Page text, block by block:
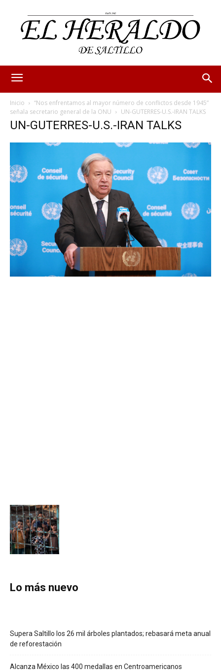
Inicio
“Nos enfrentamos al mayor número de conflictos desde 1945”
señala secretario general de la ONU
UN-GUTERRES-U.S.-IRAN TALKS
UN-GUTERRES-U.S.-IRAN TALKS
Lo más nuevo
Supera Saltillo los 26 mil árboles plantados; rebasará meta anual
de reforestación
Alcanza México las 400 medallas en Centroamericanos